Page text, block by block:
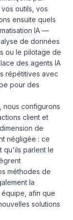
outils, vos
ensuite quels
IA —
de données
ou le pilotage de
des agents IA
répétitives avec
pour des
nous configurons
client et
de
négligée : ce
qu'ils parlent le
méthodes de
la
afin que
solutions